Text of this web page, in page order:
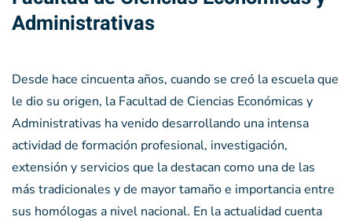
Administrativas
Desde hace cincuenta años, cuando se creó la escuela que
le dio su origen, la Facultad de Ciencias Económicas y
Administrativas ha venido desarrollando una intensa
actividad de formación profesional, investigación,
extensión y servicios que la destacan como una de las
más tradicionales y de mayor tamaño e importancia entre
sus homólogas a nivel nacional. En la actualidad cuenta